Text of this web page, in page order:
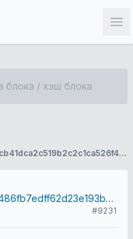
6e3eeec9d760c9c49214726f22410940cb41dca2c519b2c2c1ca526f43aa4d04
7c4486fb7edff62d23e193b0a9ec94f39377234a34c6f0bae273fb87e5472ae1
#9231